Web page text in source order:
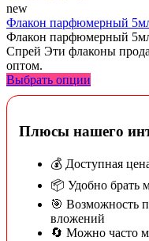
new
Флакон парфюмерный
Флакон парфюмерный
Спрей Эти флаконы
оптом.
Выбрать опции
Плюсы нашего
💰 Доступная
📦 Удобно брать
🎯 Возможность
вложений
🔄 Можно часто